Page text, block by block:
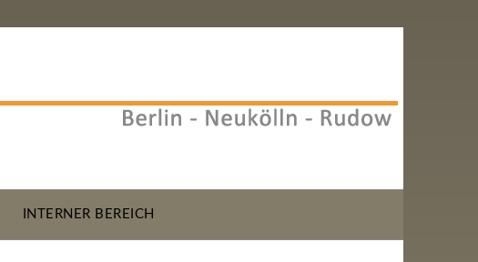
INTERNER BEREICH